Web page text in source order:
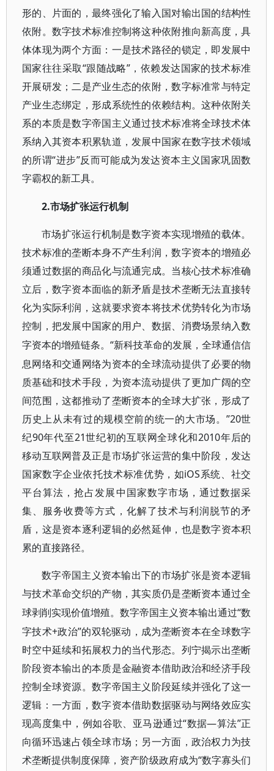
形的、片面的，最终强化了输入国对输出国的结构性
依附。数字技术标准控制将这种依附推向新高度，具
体体现为两个方面：一是技术路径的锁定，即发展中
国家往往采取“跟随战略”，依赖发达国家的技术标准
开展研发；二是产业生态的依附，数字标准常与特定
产业生态绑定，形成系统性的依赖结构。这种依附关
系的本质是数字帝国主义通过技术标准将全球技术体
系纳入其资本积累轨道，发展中国家在数字技术领域
的所谓“进步”反而可能成为发达资本主义国家巩固数
字霸权的新工具。
2.市场扩张运行机制
市场扩张运行机制是数字资本实现增殖的载体。
技术标准的垄断本身不产生利润，数字资本的增殖必
须通过数据的商品化与流通完成。当核心技术标准确
立后，数字资本面临的新矛盾是技术垄断无法直接转
化为实际利润，这就要求资本将技术优势转化为市场
控制，把发展中国家的用户、数据、消费场景纳入数
字资本的增殖链条。“新科技革命的发展，全球通信信
息网络和交通网络为资本的全球流动提供了必要的物
质基础和技术手段，为资本流动提供了更加广阔的空
间范围，这都推动了垄断资本的全球大扩张，形成了
历史上从未有过的规模空前的统一的大市场。”20世
纪90年代至21世纪初的互联网全球化和2010年后的
移动互联网普及正是市场扩张运营的集中阶段，发达
国家数字企业依托技术标准优势，如iOS系统、社交
平台算法，抢占发展中国家数字市场，通过数据采
集、服务收费等方式，化解了技术与利润脱节的矛
盾，这是资本逐利逻辑的必然延伸，也是数字资本积
累的直接路径。
数字帝国主义资本输出下的市场扩张是资本逻辑
与技术革命交织的产物，其实质仍是垄断资本通过全
球剥削实现价值增殖。数字帝国主义资本输出通过“数
字技术+政治”的双轮驱动，成为垄断资本在全球数字
时空中延续和拓展权力的当代形态。列宁揭示出垄断
阶段资本输出的本质是金融资本借助政治和经济手段
控制全球资源。数字帝国主义阶段延续并强化了这一
逻辑：一方面，数字资本借助数据驱动与网络效应实
现高度集中，例如谷歌、亚马逊通过“数据—算法”正
向循环迅速占领全球市场；另一方面，政治权力为技
术垄断提供制度保障，资产阶级政府成为“数字寡头们